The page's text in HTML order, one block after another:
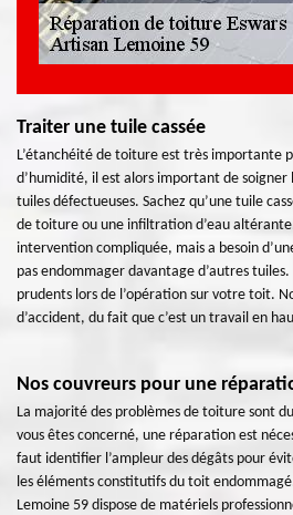
Traiter une tuile cassée
L’étanchéité de toiture est très importante
d’humidité, il est alors important de soigner
tuiles défectueuses. Sachez qu’une tuile
de toiture ou une infiltration d’eau
intervention compliquée, mais a besoin
pas endommager davantage d’autres
prudents lors de l’opération sur votre toit.
d’accident, du fait que c’est un travail en
Nos couvreurs pour une
La majorité des problèmes de toiture sont
vous êtes concerné, une réparation est
faut identifier l’ampleur des dégâts pour
les éléments constitutifs du toit
Lemoine 59 dispose de matériels